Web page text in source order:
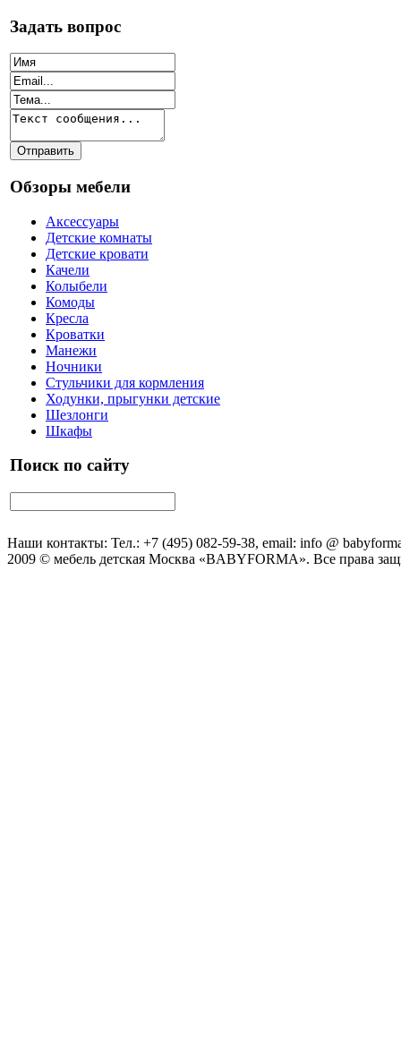
Задать вопрос
Обзоры мебели
Аксессуары
Детские комнаты
Детские кровати
Качели
Колыбели
Комоды
Кресла
Кроватки
Манежи
Ночники
Стульчики для кормления
Ходунки, прыгунки детские
Шезлонги
Шкафы
Поиск по сайту
Наши контакты: Тел.: +7 (495) 082-59-38, email: info @
2009 © мебель детская Москва «BABYFORMA». Все права